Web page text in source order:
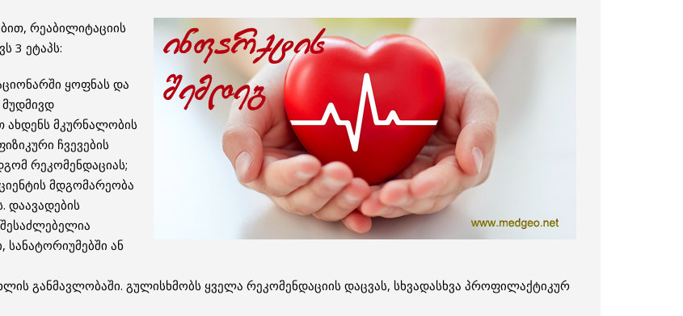
რეაბილიტაციის
3 ეტაპს:
ყოფნას და
ახდენს მკურნალობის
ჩვევების
რეკომენდაციას;
მდგომარეობა
დაავადების
ან
განმავლობაში. გულისხმობს ყველა რეკომენდაციის დაცვას, სხვადასხვა პროფილაქტიკურ